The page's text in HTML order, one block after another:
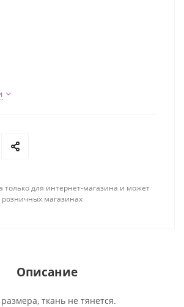
только для интернет-магазина и может
розничных магазинах
Описание
ткань не тянется.